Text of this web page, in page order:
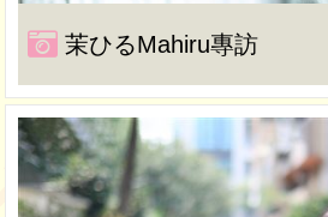
茉ひるMahiru專訪